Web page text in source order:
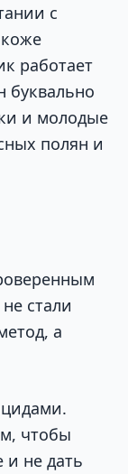
с
работает
буквально
и молодые
полян и
стали
а
чтобы
и не дать